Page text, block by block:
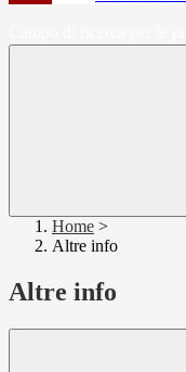
Home >
Altre info
Altre info